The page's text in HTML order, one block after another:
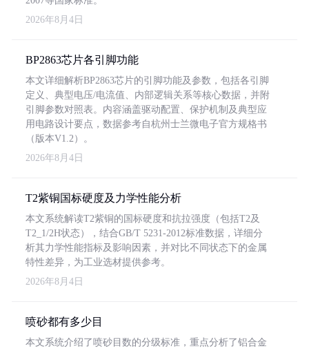
2026年8月4日
BP2863芯片各引脚功能
本文详细解析BP2863芯片的引脚功能及参数，包括各引脚
定义、典型电压/电流值、内部逻辑关系等核心数据，并附
引脚参数对照表。内容涵盖驱动配置、保护机制及典型应
用电路设计要点，数据参考自杭州士兰微电子官方规格书
（版本V1.2）。
2026年8月4日
T2紫铜国标硬度及力学性能分析
本文系统解读T2紫铜的国标硬度和抗拉强度（包括T2及
T2_1/2H状态），结合GB/T 5231-2012标准数据，详细分
析其力学性能指标及影响因素，并对比不同状态下的金属
特性差异，为工业选材提供参考。
2026年8月4日
喷砂都有多少目
本文系统介绍了喷砂目数的分级标准，重点分析了铝合金